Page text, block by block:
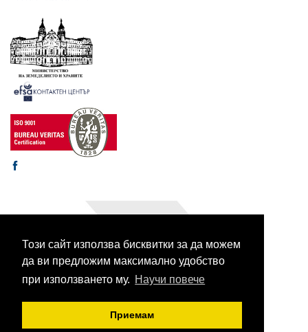
Този сайт използва бисквитки за да можем
да ви предложим максимално удобство
при използването му. Научи повече
Приемам
© 2003-2026 CORHV
Всички права запазени.